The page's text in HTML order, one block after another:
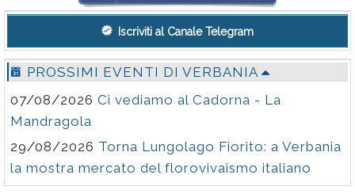
nell'ambito dell'iniziativa IPCEI-CIS, pensato per offrire
a imprese, pubblica amministrazione, centri di ricerca e
startup un'alternativa trasparente ai modelli non
europei. È una frase che, letta con gli occhiali giusti
(quelli di Rowdy Piper in Essi Vivono, per capirci, quelli
che rivelano cosa si nasconde dietro l'insegna
pubblicitaria), non parla di benchmark. Parla di potere.
Iscriviti al Canale Telegram
PROSSIMI EVENTI DI VERBANIA
07/08/2026 Ci vediamo al Cadorna - La
Mandragola
29/08/2026 Torna Lungolago Fiorito: a Verbania
la mostra mercato del florovivaismo italiano